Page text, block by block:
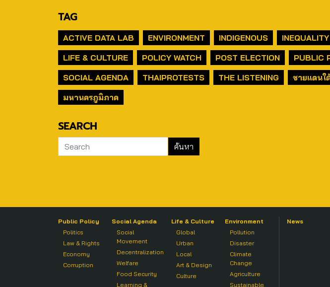
TAG
ACTIVE DATA LAB ENVIRONMENT INDIGENOUS
INEQUALITY
LIFE & CULTURE
POLICY WATCH POST ELECTION
PUBLIC
SOCIAL AGENDA
THAIPROTESTS THE LISTENING
ชายแดนใ
มหานครภูมิภาค
SEARCH
Public Policy
Politics
Law & Rights
Economy
Corruption
Social Agenda
Social
Movement
Decentralization
Welfare
Food Security
Learning &
Life & Culture
Global
Urban
Local
Art & Design
Culture
Environment
Pollution
Disaster
Climate
Change
Agriculture
Sustainable
News